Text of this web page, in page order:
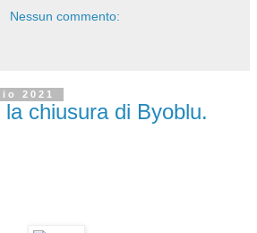
Nessun commento:
2021
chiusura di Byoblu.